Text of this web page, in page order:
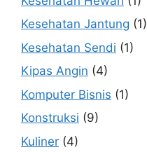
Kesehatan Jantung (1)
Kesehatan Sendi (1)
Kipas Angin (4)
Komputer Bisnis (1)
Konstruksi (9)
Kuliner (4)